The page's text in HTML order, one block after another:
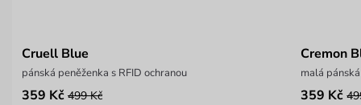
Cruell Blue
pánská peněženka s RFID ochranou
359 Kč 499 Kč
Cremon
malá
359 Kč